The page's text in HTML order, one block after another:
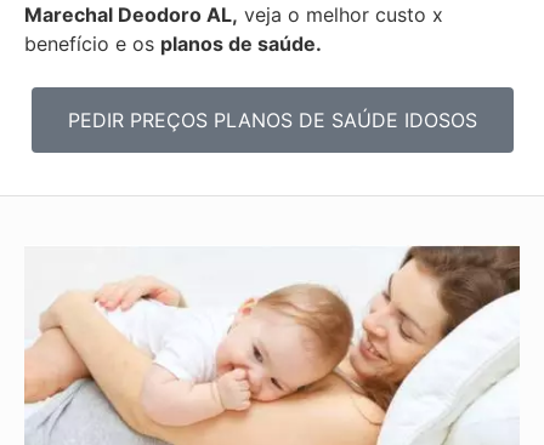
Marechal Deodoro AL, veja o melhor custo x
benefício e os planos de saúde.
PEDIR PREÇOS PLANOS DE SAÚDE IDOSOS